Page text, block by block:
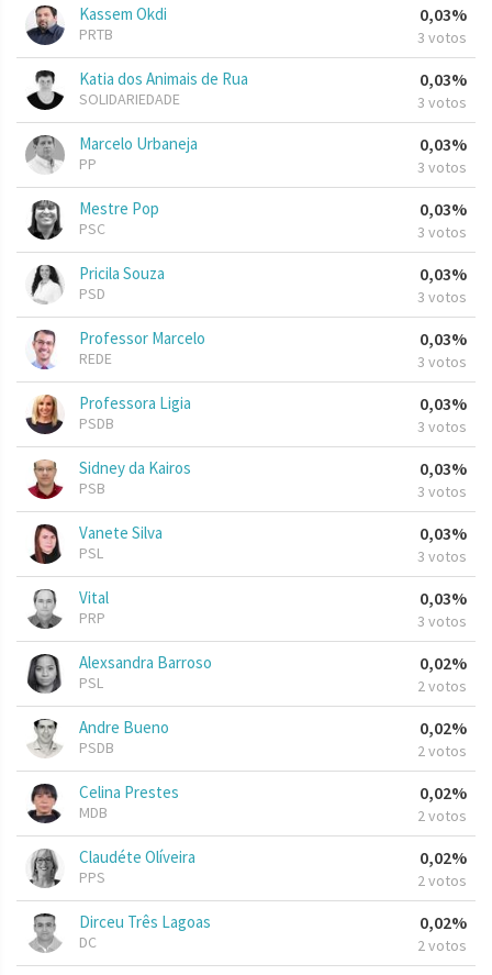
Kassem Okdi
PRTB
0,03%
3 votos
Katia dos Animais de Rua
SOLIDARIEDADE
0,03%
3 votos
Marcelo Urbaneja
PP
0,03%
3 votos
Mestre Pop
PSC
0,03%
3 votos
Pricila Souza
PSD
0,03%
3 votos
Professor Marcelo
REDE
0,03%
3 votos
Professora Ligia
PSDB
0,03%
3 votos
Sidney da Kairos
PSB
0,03%
3 votos
Vanete Silva
PSL
0,03%
3 votos
Vital
PRP
0,03%
3 votos
Alexsandra Barroso
PSL
0,02%
2 votos
Andre Bueno
PSDB
0,02%
2 votos
Celina Prestes
MDB
0,02%
2 votos
Claudéte Olíveira
PPS
0,02%
2 votos
Dirceu Três Lagoas
DC
0,02%
2 votos